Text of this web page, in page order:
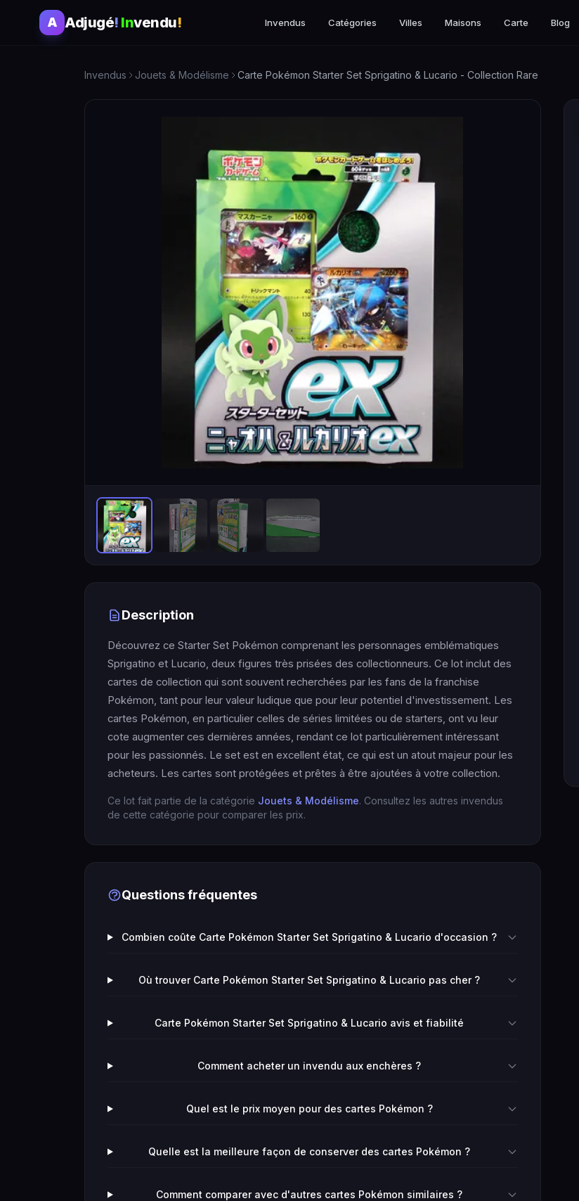
A Adjugé! Invendu! Invendus Catégories Villes Maisons Carte Blog
Invendus Jouets & Modélisme Carte Pokémon Starter Set Sprigatino & Lucario - Collection Rare
Description
Découvrez ce Starter Set Pokémon comprenant les personnages emblématiques
Sprigatino et Lucario, deux figures très prisées des collectionneurs. Ce lot inclut des
cartes de collection qui sont souvent recherchées par les fans de la franchise
Pokémon, tant pour leur valeur ludique que pour leur potentiel d'investissement. Les
cartes Pokémon, en particulier celles de séries limitées ou de starters, ont vu leur
cote augmenter ces dernières années, rendant ce lot particulièrement intéressant
pour les passionnés. Le set est en excellent état, ce qui est un atout majeur pour les
acheteurs. Les cartes sont protégées et prêtes à être ajoutées à votre collection.
Ce lot fait partie de la catégorie Jouets & Modélisme. Consultez les autres invendus
de cette catégorie pour comparer les prix.
Questions fréquentes
Combien coûte Carte Pokémon Starter Set Sprigatino & Lucario d'occasion ?
Où trouver Carte Pokémon Starter Set Sprigatino & Lucario pas cher ?
Carte Pokémon Starter Set Sprigatino & Lucario avis et fiabilité
Comment acheter un invendu aux enchères ?
Quel est le prix moyen pour des cartes Pokémon ?
Quelle est la meilleure façon de conserver des cartes Pokémon ?
Comment comparer avec d'autres cartes Pokémon similaires ?